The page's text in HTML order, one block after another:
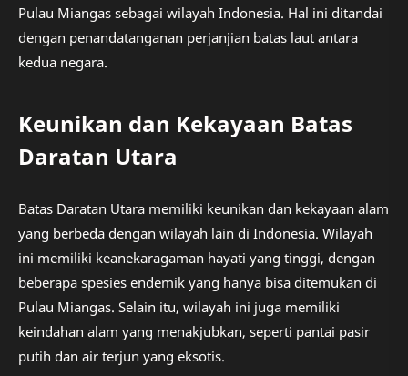
Pulau Miangas sebagai wilayah Indonesia. Hal ini ditandai
dengan penandatanganan perjanjian batas laut antara
kedua negara.
Keunikan dan Kekayaan Batas
Daratan Utara
Batas Daratan Utara memiliki keunikan dan kekayaan alam
yang berbeda dengan wilayah lain di Indonesia. Wilayah
ini memiliki keanekaragaman hayati yang tinggi, dengan
beberapa spesies endemik yang hanya bisa ditemukan di
Pulau Miangas. Selain itu, wilayah ini juga memiliki
keindahan alam yang menakjubkan, seperti pantai pasir
putih dan air terjun yang eksotis.